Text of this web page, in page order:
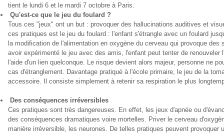
tient le lundi 6 et le mardi 7 octobre à Paris.
Qu'est-ce que le jeu du foulard ?
Tous ces "jeux" ont un but : provoquer des hallucinations auditives et
ces pratiques est le jeu du foulard : l'enfant s'étrangle avec un foulard
la modification de l'alimentation en oxygène du cerveau qui provoque des
avoir expérimenté le jeu avec des amis, l'enfant peut tenter de renouveler
l'aide d'un lien quelconque. Le risque devient alors majeur, personne ne
cas d'étranglement. Davantage pratiqué à l'école primaire, le jeu de la
accessoire. Il consiste simplement à retenir sa respiration le plus
Des conséquences irréversibles
Ces pratiques sont très dangereuses. En effet, les jeux d'apnée ou
des conséquences dramatiques voire mortelles. Priver le cerveau
manière irréversible, les neurones. De telles pratiques peuvent provoquer